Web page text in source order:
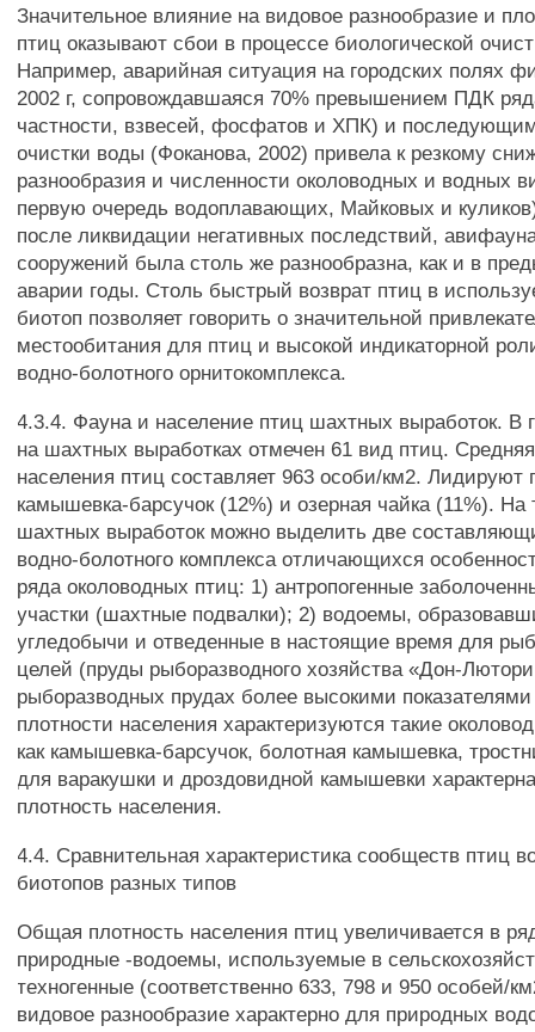
Значительное влияние на видовое разнообразие и
птиц оказывают сбои в процессе биологической
Например, аварийная ситуация на городских полях
2002 г, сопровождавшаяся 70% превышением ПДК
частности, взвесей, фосфатов и ХПК) и
очистки воды (Фоканова, 2002) привела к резкому
разнообразия и численности околоводных и водных
первую очередь водоплавающих, Майковых и
после ликвидации негативных последствий,
сооружений была столь же разнообразна, как и в
аварии годы. Столь быстрый возврат птиц в
биотоп позволяет говорить о значительной
местообитания для птиц и высокой индикаторной
водно-болотного орнитокомплекса.
4.3.4. Фауна и население птиц шахтных выработок. В
на шахтных выработках отмечен 61 вид птиц.
населения птиц составляет 963 особи/км2.
камышевка-барсучок (12%) и озерная чайка (11%). На
шахтных выработок можно выделить две
водно-болотного комплекса отличающихся
ряда околоводных птиц: 1) антропогенные
участки (шахтные подвалки); 2) водоемы,
угледобычи и отведенные в настоящие время для
целей (пруды рыборазводного хозяйства «Дон-
рыборазводных прудах более высокими
плотности населения характеризуются такие
как камышевка-барсучок, болотная камышевка,
для варакушки и дроздовидной камышевки
плотность населения.
4.4. Сравнительная характеристика сообществ птиц
биотопов разных типов
Общая плотность населения птиц увеличивается в
природные -водоемы, используемые в
техногенные (соответственно 633, 798 и 950 особей/
видовое разнообразие характерно для природных